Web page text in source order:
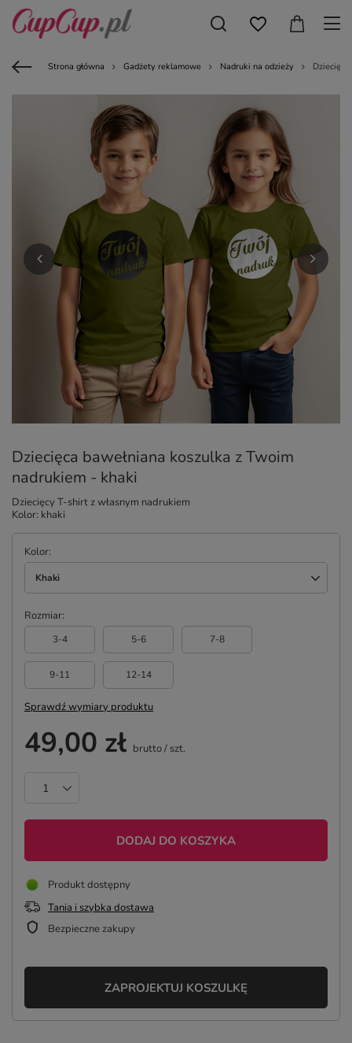
Strona główna Gadżety reklamowe Nadruki na odzieży
Dziecięca bawełniana koszulka z Twoim
nadrukiem - khaki
Dziecięcy T-shirt z własnym nadrukiem
Kolor: khaki
Kolor
Khaki
Rozmiar
3-4 5-6 7-8
9-11 12-14
Sprawdź wymiary produktu
49,00 zł brutto/ szt.
DODAJ DO KOSZYKA
Produkt dostępny
Tania i szybka dostawa
Bezpieczne zakupy
ZAPROJEKTUJ KOSZULKĘ